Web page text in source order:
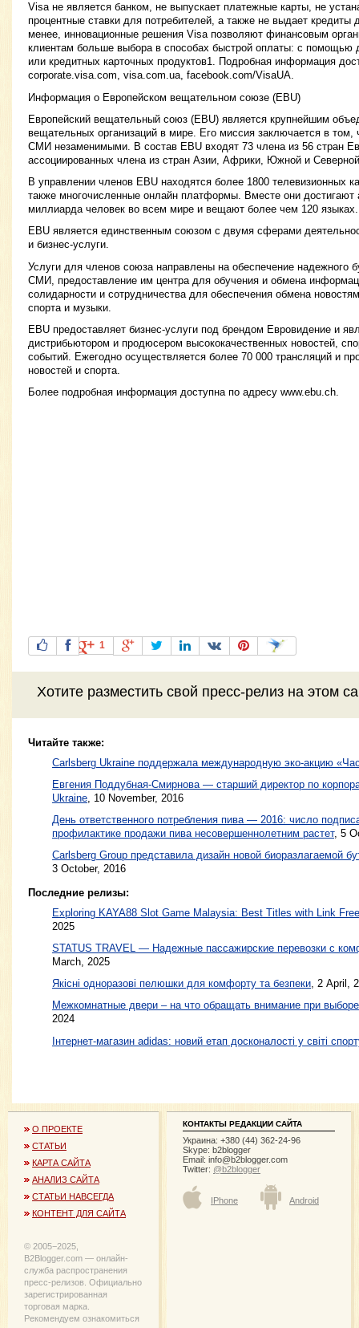
Visa не является банком, не выпускает платежные карты, не
процентные ставки для потребителей, а также не выдает кредиты
менее, инновационные решения Visa позволяют финансовым
клиентам больше выбора в способах быстрой оплаты: с помощью
или кредитных карточных продуктов1. Подробная информация
corporate.visa.com, visa.com.ua, facebook.com/VisaUA.
Информация о Европейском вещательном союзе (EBU)
Европейский вещательный союз (EBU) является крупнейшим
вещательных организаций в мире. Его миссия заключается в
СМИ незаменимыми. В состав EBU входят 73 члена из 56 стран
ассоциированных члена из стран Азии, Африки, Южной и
В управлении членов EBU находятся более 1800 телевизионных
также многочисленные онлайн платформы. Вместе они достигают
миллиарда человек во всем мире и вещают более чем 120 языках.
EBU является единственным союзом с двумя сферами
и бизнес-услуги.
Услуги для членов союза направлены на обеспечение надежного
СМИ, предоставление им центра для обучения и обмена
солидарности и сотрудничества для обеспечения обмена
спорта и музыки.
EBU предоставляет бизнес-услуги под брендом Евровидение и
дистрибьютором и продюсером высококачественных новостей,
событий. Ежегодно осуществляется более 70 000 трансляций и
новостей и спорта.
Более подробная информация доступна по адресу www.ebu.ch.
1
Хотите разместить свой пресс-релиз на этом
Читайте также:
Carlsberg Ukraine поддержала международную эко-акцию
Евгения Поддубная-Смирнова — старший директор по
Ukraine 10 November, 2016
День ответственного потребления пива — 2016: число
профилактике продажи пива несовершеннолетним растет, 5
Carlsberg Group представила дизайн новой биоразлагаемой
3 October, 2016
Последние релизы:
Exploring KAYA88 Slot Game Malaysia: Best Titles with Link
2025
STATUS TRAVEL — Надежные пассажирские перевозки с
March, 2025
Якісні одноразові пелюшки для комфорту та безпеки, 2 April,
Межкомнатные двери – на что обращать внимание при
2024
Інтернет-магазин adidas: новий етап досконалості у світі
О ПРОЕКТЕ
СТАТЬИ
КАРТА САЙТА
АНАЛИЗ САЙТА
СТАТЬИ НАВСЕГДА
КОНТЕНТ ДЛЯ САЙТА
© 2005−2025,
B2Blogger.com — онлайн-
служба распространения
пресс-релизов. Официально
зарегистрированная
торговая марка.
Рекомендуем ознакомиться
КОНТАКТЫ РЕДАКЦИИ САЙТА
Украина: +380 (44) 362-24-96
Skype: b2blogger
Email: info@b2blogger.com
Twitter: @b2blogger
IPhone Android